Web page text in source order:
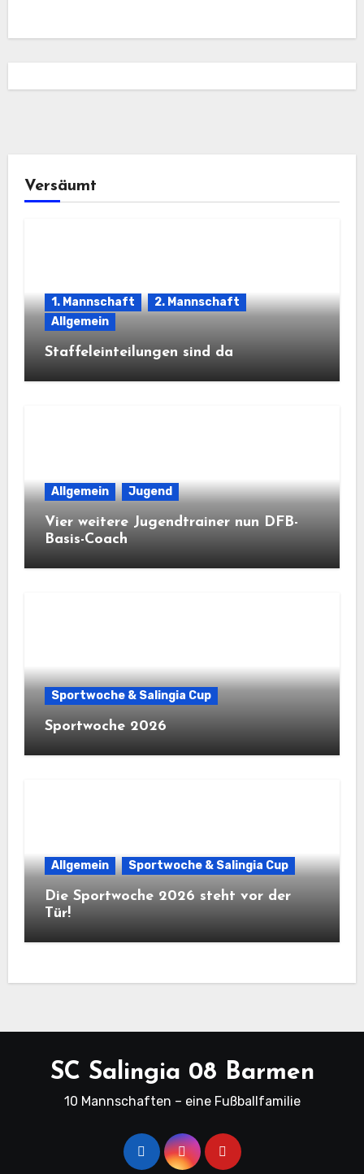
Versäumt
1. Mannschaft
2. Mannschaft
Allgemein
Staffeleinteilungen sind da
Allgemein Jugend
Vier weitere Jugendtrainer nun DFB-
Basis-Coach
Sportwoche & Salingia Cup
Sportwoche 2026
Allgemein Sportwoche & Salingia Cup
Die Sportwoche 2026 steht vor der
Tür!
SC Salingia 08 Barmen
10 Mannschaften – eine Fußballfamilie